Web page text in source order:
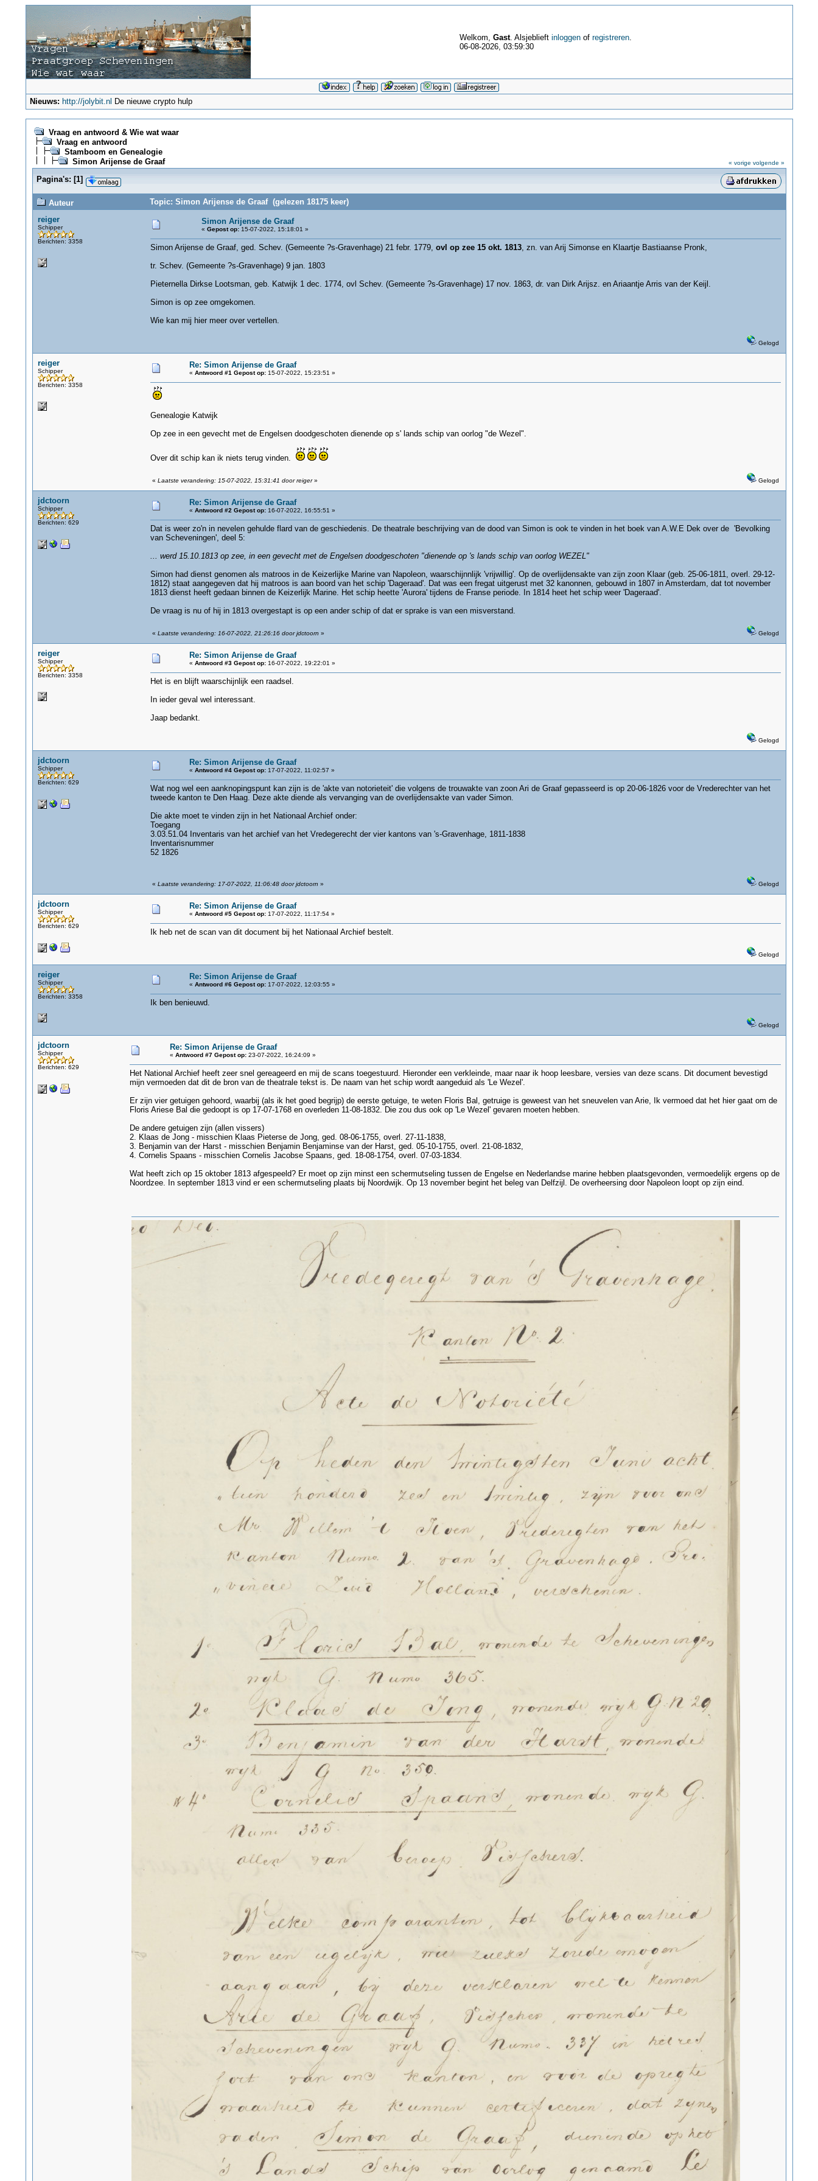
Welkom, Gast. Alsjeblieft inloggenof registreren.
06-08-2026, 03:59:30
Nieuws: http://jolybit.nl De nieuwe crypto hulp
Vraag en antwoord & Wie wat waar
Vraag en antwoord
Stamboom en Genealogie
Simon Arijense de Graaf
« vorige volgende »
Pagina's: [1]
Auteur
Topic: Simon Arijense de Graaf (gelezen 18175 keer)
reiger
Schipper
Berichten: 3358
Simon Arijense de Graaf
« Gepost op:15-07-2022, 15:18:01 »
Simon Arijense de Graaf, ged. Schev. (Gemeente ?s-Gravenhage) 21 febr. 1779, ovl op zee 15 okt. 1813, zn. van Arij Simonse en Klaartje Bastiaanse Pronk,
tr. Schev. (Gemeente ?s-Gravenhage) 9 jan. 1803
Pieternella Dirkse Lootsman, geb. Katwijk 1 dec. 1774, ovl Schev. (Gemeente ?s-Gravenhage) 17 nov. 1863, dr. van Dirk Arijsz. en Ariaantje Arris van der Keijl.
Simon is op zee omgekomen.
Wie kan mij hier meer over vertellen.
Gelogd
reiger
Schipper
Berichten: 3358
Re: Simon Arijense de Graaf
« Antwoord #1 Gepost op:15-07-2022, 15:23:51 »
Genealogie Katwijk
Op zee in een gevecht met de Engelsen doodgeschoten dienende op s' lands schip van oorlog "de Wezel".
Over dit schip kan ik niets terug vinden.
« Laatste verandering: 15-07-2022, 15:31:41 door reiger» Gelogd
jdctoorn
Schipper
Berichten: 629
Re: Simon Arijense de Graaf
« Antwoord #2 Gepost op:16-07-2022, 16:55:51 »
Dat is weer zo'n in nevelen gehulde flard van de geschiedenis. De theatrale beschrijving van de dood van Simon is ook te vinden in het boek van A.W.E Dek over de 'Bevolking
van Scheveningen', deel 5:
... werd 15.10.1813 op zee, in een gevecht met de Engelsen doodgeschoten "dienende op 's lands schip van oorlog WEZEL"
Simon had dienst genomen als matroos in de Keizerlijke Marine van Napoleon, waarschijnnlijk 'vrijwillig'. Op de overlijdensakte van zijn zoon Klaar (geb. 25-06-1811, overl. 29-12-
1812) staat aangegeven dat hij matroos is aan boord van het schip 'Dageraad'. Dat was een fregat uitgerust met 32 kanonnen, gebouwd in 1807 in Amsterdam, dat tot november
1813 dienst heeft gedaan binnen de Keizerlijk Marine. Het schip heette 'Aurora' tijdens de Franse periode. In 1814 heet het schip weer 'Dageraad'.
De vraag is nu of hij in 1813 overgestapt is op een ander schip of dat er sprake is van een misverstand.
« Laatste verandering: 16-07-2022, 21:26:16 door jdctoorn » Gelogd
reiger
Schipper
Berichten: 3358
Re: Simon Arijense de Graaf
« Antwoord #3 Gepost op:16-07-2022, 19:22:01 »
Het is en blijft waarschijnlijk een raadsel.
In ieder geval wel interessant.
Jaap bedankt.
Gelogd
jdctoorn
Schipper
Berichten: 629
Re: Simon Arijense de Graaf
« Antwoord #4 Gepost op:17-07-2022, 11:02:57 »
Wat nog wel een aanknopingspunt kan zijn is de 'akte van notorieteit' die volgens de trouwakte van zoon Ari de Graaf gepasseerd is op 20-06-1826 voor de Vrederechter van het
tweede kanton te Den Haag. Deze akte diende als vervanging van de overlijdensakte van vader Simon.
Die akte moet te vinden zijn in het Nationaal Archief onder:
Toegang
3.03.51.04 Inventaris van het archief van het Vredegerecht der vier kantons van 's-Gravenhage, 1811-1838
Inventarisnummer
52 1826
« Laatste verandering: 17-07-2022, 11:06:48 door jdctoorn » Gelogd
jdctoorn
Schipper
Berichten: 629
Re: Simon Arijense de Graaf
« Antwoord #5 Gepost op:17-07-2022, 11:17:54 »
Ik heb net de scan van dit document bij het Nationaal Archief bestelt.
Gelogd
reiger
Schipper
Berichten: 3358
Re: Simon Arijense de Graaf
« Antwoord #6 Gepost op:17-07-2022, 12:03:55 »
Ik ben benieuwd.
Gelogd
jdctoorn
Schipper
Berichten: 629
Re: Simon Arijense de Graaf
« Antwoord #7 Gepost op:23-07-2022, 16:24:09 »
Het National Archief heeft zeer snel gereageerd en mij de scans toegestuurd. Hieronder een verkleinde, maar naar ik hoop leesbare, versies van deze scans. Dit document bevestigd
mijn vermoeden dat dit de bron van de theatrale tekst is. De naam van het schip wordt aangeduid als 'Le Wezel'.
Er zijn vier getuigen gehoord, waarbij (als ik het goed begrijp) de eerste getuige, te weten Floris Bal, getruige is geweest van het sneuvelen van Arie, Ik vermoed dat het hier gaat om de
Floris Ariese Bal die gedoopt is op 17-07-1768 en overleden 11-08-1832. Die zou dus ook op 'Le Wezel' gevaren moeten hebben.
De andere getuigen zijn (allen vissers)
2. Klaas de Jong - misschien Klaas Pieterse de Jong, ged. 08-06-1755, overl. 27-11-1838,
3. Benjamin van der Harst - misschien Benjamin Benjaminse van der Harst, ged. 05-10-1755, overl. 21-08-1832,
4. Cornelis Spaans - misschien Cornelis Jacobse Spaans, ged. 18-08-1754, overl. 07-03-1834.
Wat heeft zich op 15 oktober 1813 afgespeeld? Er moet op zijn minst een schermutseling tussen de Engelse en Nederlandse marine hebben plaatsgevonden, vermoedelijk ergens op de
Noordzee. In september 1813 vind er een schermutseling plaats bij Noordwijk. Op 13 november begint het beleg van Delfzijl. De overheersing door Napoleon loopt op zijn eind.